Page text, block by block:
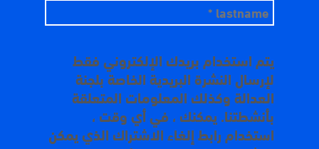
يتم استخدام بريدك الإلكتروني فقط
لإرسال النشرة البريدية الخاصة بلجنة
العدالة وكذلك المعلومات المتعلقة
بأنشطتنا. يمكنك ، في أي وقت ،
استخدام رابط إلغاء الاشتراك الذي يمكن